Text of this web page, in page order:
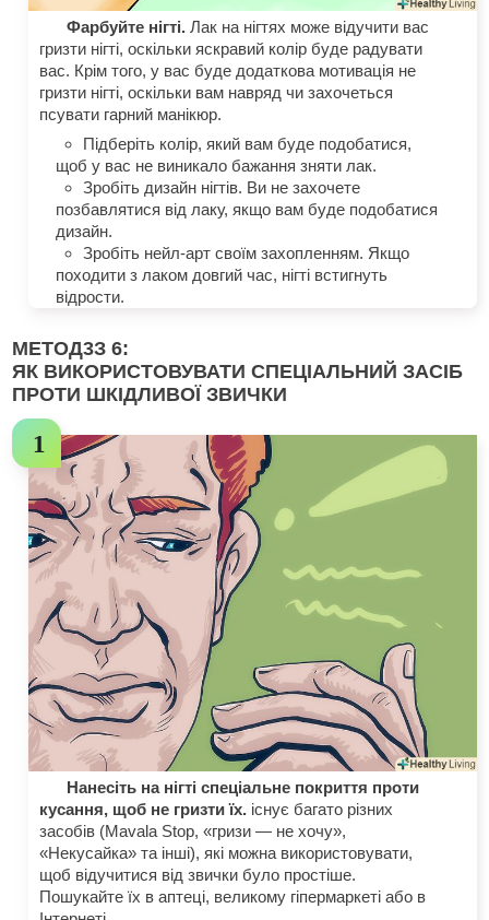
Фарбуйте нігті. Лак на нігтях може відучити вас
гризти нігті, оскільки яскравий колір буде радувати
вас. Крім того, у вас буде додаткова мотивація не
гризти нігті, оскільки вам навряд чи захочеться
псувати гарний манікюр.
Підберіть колір, який вам буде подобатися,
щоб у вас не виникало бажання зняти лак.
Зробіть дизайн нігтів. Ви не захочете
позбавлятися від лаку, якщо вам буде подобатися
дизайн.
Зробіть нейл-арт своїм захопленням. Якщо
походити з лаком довгий час, нігті встигнуть
відрости.
МЕТОД3З 6:
ЯК ВИКОРИСТОВУВАТИ СПЕЦІАЛЬНИЙ ЗАСІБ
ПРОТИ ШКІДЛИВОЇ ЗВИЧКИ
Нанесіть на нігті спеціальне покриття проти
кусання, щоб не гризти їх. існує багато різних
засобів (Mavala Stop, «гризи — не хочу»,
«Некусайка» та інші), які можна використовувати,
щоб відучитися від звички було простіше.
Пошукайте їх в аптеці, великому гіпермаркеті або в